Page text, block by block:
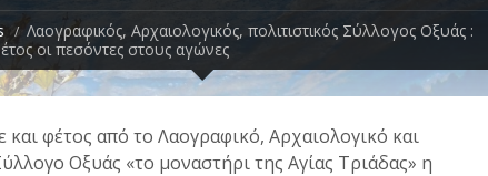
Λαογραφικός, Αρχαιολογικός, πολιτιστικός Σύλλογος Οξυάς :
οι πεσόντες στους αγώνες
και φέτος από το Λαογραφικό, Αρχαιολογικό και
Οξυάς «το μοναστήρι της Αγίας Τριάδας» η